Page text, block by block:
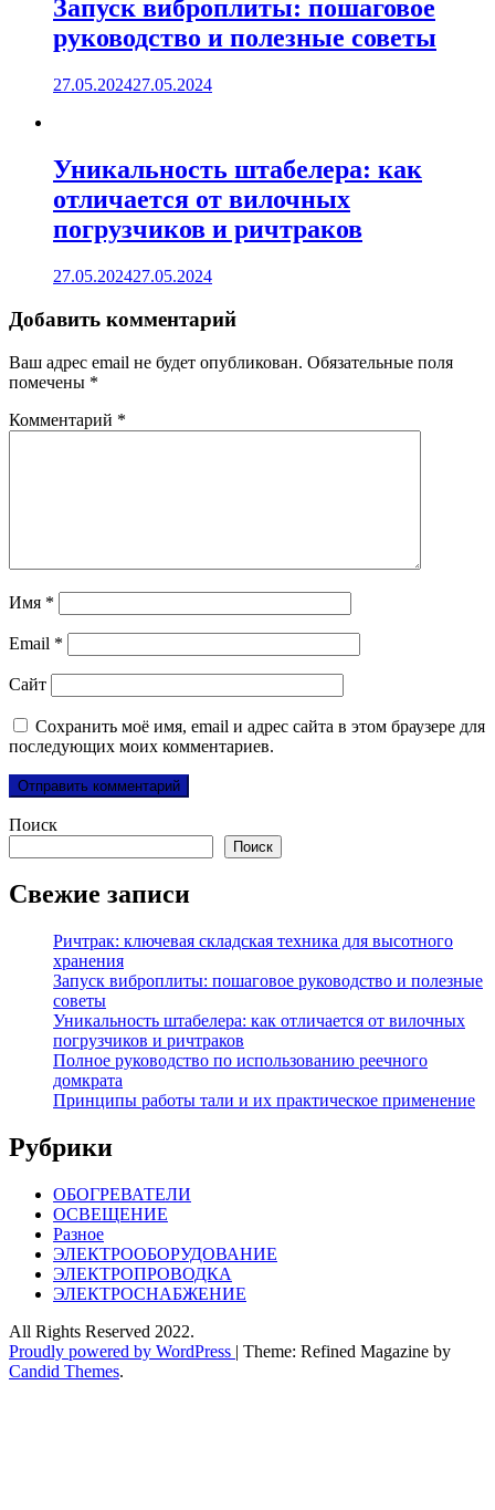
Запуск виброплиты: пошаговое
руководство и полезные советы
27.05.202427.05.2024
Уникальность штабелера: как
отличается от вилочных
погрузчиков и ричтраков
27.05.202427.05.2024
Добавить комментарий
Ваш адрес email не будет опубликован. Обязательные поля
помечены *
Комментарий *
Имя *
Email *
Сайт
Сохранить моё имя, email и адрес сайта в этом браузере для
последующих моих комментариев.
Поиск
Поиск
Свежие записи
Ричтрак: ключевая складская техника для высотного
хранения
Запуск виброплиты: пошаговое руководство и полезные
советы
Уникальность штабелера: как отличается от вилочных
погрузчиков и ричтраков
Полное руководство по использованию реечного
домкрата
Принципы работы тали и их практическое применение
Рубрики
ОБОГРЕВАТЕЛИ
ОСВЕЩЕНИЕ
Разное
ЭЛЕКТРООБОРУДОВАНИЕ
ЭЛЕКТРОПРОВОДКА
ЭЛЕКТРОСНАБЖЕНИЕ
All Rights Reserved 2022.
Proudly powered by WordPress | Theme: Refined Magazine by
Candid Themes.